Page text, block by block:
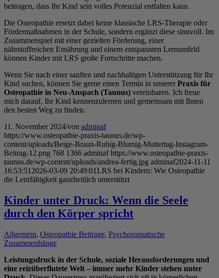
beitragen, dass Ihr Kind sein volles Potenzial entfalten kann.
Die Osteopathie ersetzt dabei keine klassische LRS-Therapie oder
Fördermaßnahmen in der Schule, sondern ergänzt diese sinnvoll. Im
Zusammenspiel mit einer gezielten Förderung, einer
nährstoffreichen Ernährung und einem entspannten Lernumfeld
können Kinder mit LRS große Fortschritte machen.
Wenn Sie nach einer sanften und nachhaltigen Unterstützung für Ihr
Kind suchen, können Sie gerne einen Termin in unserer Praxis für
Osteopathie in Neu-Anspach (Taunus) vereinbaren. Ich freue
mich darauf, Ihr Kind kennenzulernen und gemeinsam mit Ihnen
den besten Weg zu finden.
11. November 2024/von adminaf
https://www.osteopathie-praxis-taunus.de/wp-
content/uploads/Beige-Braun-Ruhig-Blumig-Muttertag-Instagram-
Beitrag-12.png 768 1366 adminaf https://www.osteopathie-praxis-
taunus.de/wp-content/uploads/andrea-fertig.jpg adminaf2024-11-11
16:53:51 2026-03-09 20:49:01LRS bei Kindern: Wie Osteopathie
die Lernfähigkeit ganzheitlich unterstützt
Kinder unter Druck: Wenn die Seele
durch den Körper spricht
Allgemein, Osteopathie Beiträge, Psychosomatische
Zusammenhänge
Leistungsdruck in der Schule, soziale Herausforderungen und
eine reizüberflutete Welt – immer mehr Kinder stehen unter